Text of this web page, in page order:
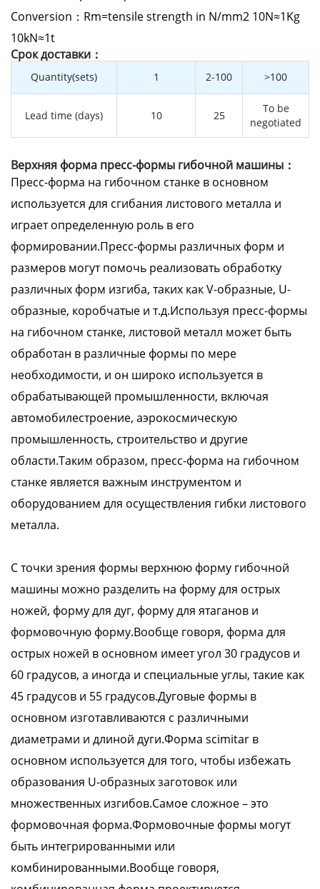
Conversion：Rm=tensile strength in N/mm2 10N≈1Kg
10kN≈1t
Cрок доставки：
Quantity(sets) 1 2-100 >100
Lead time (days) 10 25
To be
negotiated
Верхняя форма пресс-формы гибочной машины：
Пресс-форма на гибочном станке в основном
используется для сгибания листового металла и
играет определенную роль в его
формировании.Пресс-формы различных форм и
размеров могут помочь реализовать обработку
различных форм изгиба, таких как V-образные, U-
образные, коробчатые и т.д.Используя пресс-формы
на гибочном станке, листовой металл может быть
обработан в различные формы по мере
необходимости, и он широко используется в
обрабатывающей промышленности, включая
автомобилестроение, аэрокосмическую
промышленность, строительство и другие
области.Таким образом, пресс-форма на гибочном
станке является важным инструментом и
оборудованием для осуществления гибки листового
металла.
С точки зрения формы верхнюю форму гибочной
машины можно разделить на форму для острых
ножей, форму для дуг, форму для ятаганов и
формовочную форму.Вообще говоря, форма для
острых ножей в основном имеет угол 30 градусов и
60 градусов, а иногда и специальные углы, такие как
45 градусов и 55 градусов.Дуговые формы в
основном изготавливаются с различными
диаметрами и длиной дуги.Форма scimitar в
основном используется для того, чтобы избежать
образования U-образных заготовок или
множественных изгибов.Самое сложное – это
формовочная форма.Формовочные формы могут
быть интегрированными или
комбинированными.Вообще говоря,